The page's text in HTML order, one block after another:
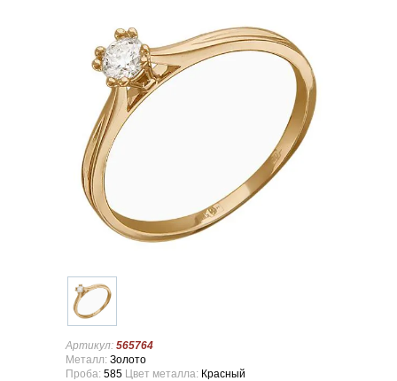
Артикул: 565764
Металл: Золото
Проба: 585 Цвет металла: Красный